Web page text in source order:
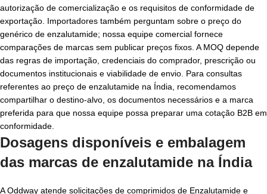
autorização de comercialização e os requisitos de conformidade de
exportação. Importadores também perguntam sobre o preço do
genérico de enzalutamide; nossa equipe comercial fornece
comparações de marcas sem publicar preços fixos. A MOQ depende
das regras de importação, credenciais do comprador, prescrição ou
documentos institucionais e viabilidade de envio. Para consultas
referentes ao preço de enzalutamide na Índia, recomendamos
compartilhar o destino-alvo, os documentos necessários e a marca
preferida para que nossa equipe possa preparar uma cotação B2B em
conformidade.
Dosagens disponíveis e embalagem
das marcas de enzalutamide na Índia
A Oddway atende solicitações de comprimidos de Enzalutamide e